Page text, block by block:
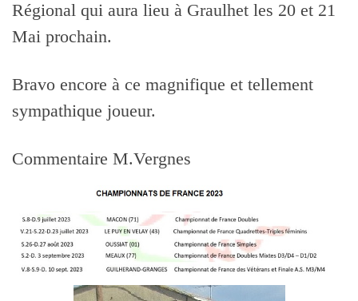
Régional qui aura lieu à Graulhet les 20 et 21
Mai prochain.
Bravo encore à ce magnifique et tellement
sympathique joueur.
Commentaire M.Vergnes